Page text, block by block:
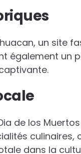
un site
également un
de los
dans la